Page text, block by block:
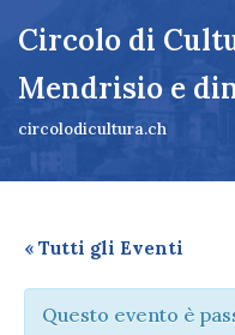
al
contenuto
Circolo di
Mendrisio e
circolodicultura.ch
« Tutti gli Eventi
Questo evento è